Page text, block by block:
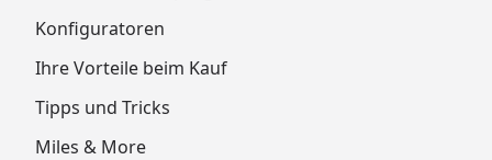
Konfiguratoren
Ihre Vorteile beim Kauf
Tipps und Tricks
Miles & More